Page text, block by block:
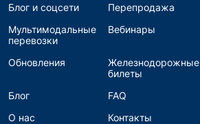
Блог и соцсети
Перепродажа
Мультимодальные
перевозки
Вебинары
Обновления
Железнодорожные
билеты
Блог FAQ
О нас
Контакты